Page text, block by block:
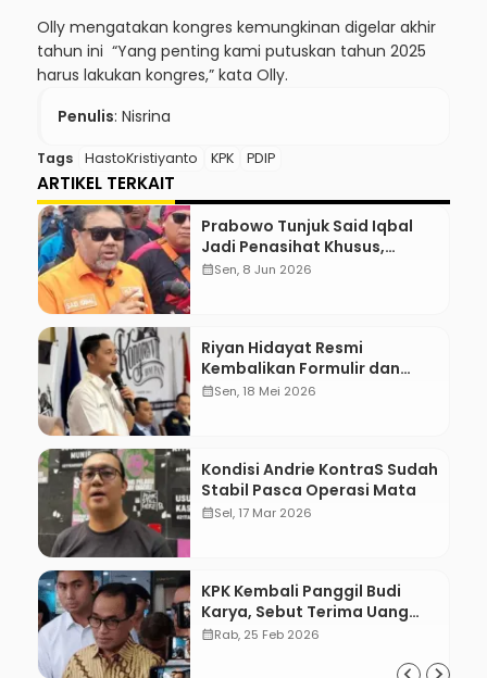
Olly mengatakan kongres kemungkinan digelar akhir
tahun ini “Yang penting kami putuskan tahun 2025
harus lakukan kongres,” kata Olly.
Penulis: Nisrina
Tags HastoKristiyanto KPK PDIP
ARTIKEL TERKAIT
Prabowo Tunjuk Said Iqbal
Jadi Penasihat Khusus,
Mengapa?
calendar_monthSen, 8 Jun 2026
Riyan Hidayat Resmi
Kembalikan Formulir dan
Berkas Pencalonan Ketua
calendar_monthSen, 18 Mei 2026
Kondisi Andrie KontraS Sudah
Stabil Pasca Operasi Mata
calendar_monthSel, 17 Mar 2026
KPK Kembali Panggil Budi
Karya, Sebut Terima Uang
Pelicin
calendar_monthRab, 25 Feb 2026